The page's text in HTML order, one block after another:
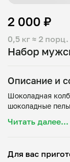
Набор
0,5 кг ≈ 2 порц.
2 000 ₽
Описание и
Шоколадная
Читать далее...
Для вас